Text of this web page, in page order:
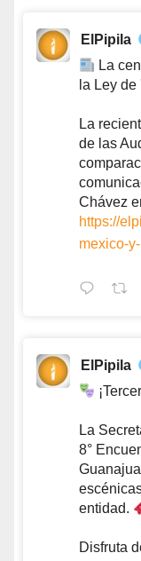
ElPipila
La
la Ley
La
de las
Chávez
https://
mexico-
ElPipila
La
8°
entidad.
Disfruta